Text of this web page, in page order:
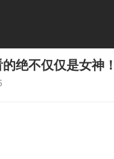
绝不仅仅是女神